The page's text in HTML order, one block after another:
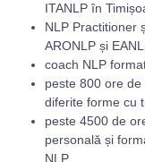
ITANLP în
NLP Practitioner
ARONLP și
coach NLP
peste 800 ore
diferite forme cu
peste 4500 de
personală și
NLP